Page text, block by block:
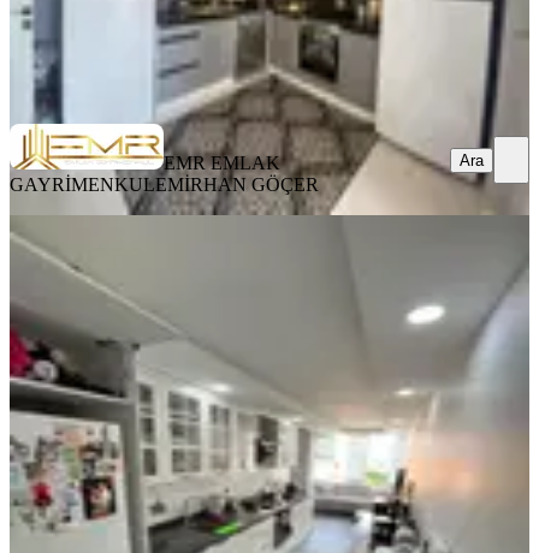
EMR EMLAK GAYRİMENKUL EMİRHAN GÖÇER
Ara
EMR EMLAK
GAYRİMENKULEMİRHAN GÖÇER
Ara
Seyhan, Yeşilyurt Mahallesi
175 m²
4.985.000 ₺
FİNAL GAYRİMENKULHULUSİ BAŞDAN